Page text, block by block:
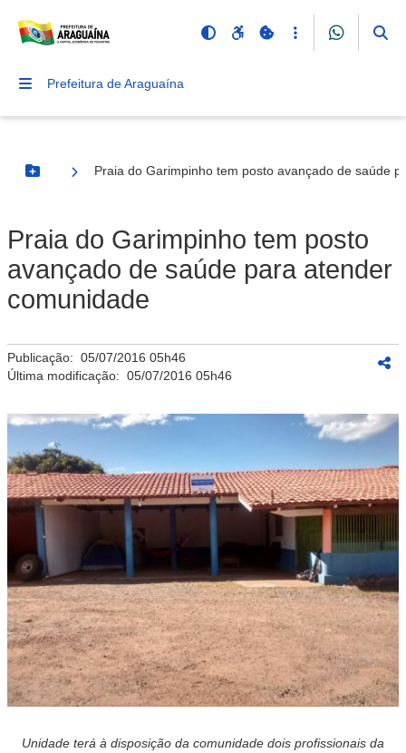
Prefeitura de Araguaína
Botão Menu
Praia do Garimpinho tem posto avançado de saúde
Praia do Garimpinho tem posto
avançado de saúde para atender
comunidade
Publicação: 05/07/2016 05h46
Última modificação: 05/07/2016 05h46
Unidade terá à disposição da comunidade dois profissionais da